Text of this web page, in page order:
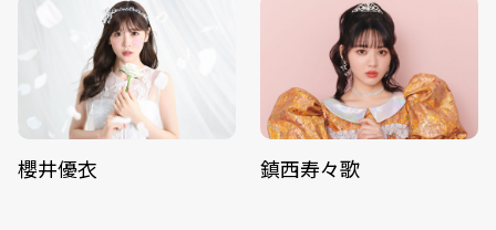
櫻井優衣 鎮西寿々歌